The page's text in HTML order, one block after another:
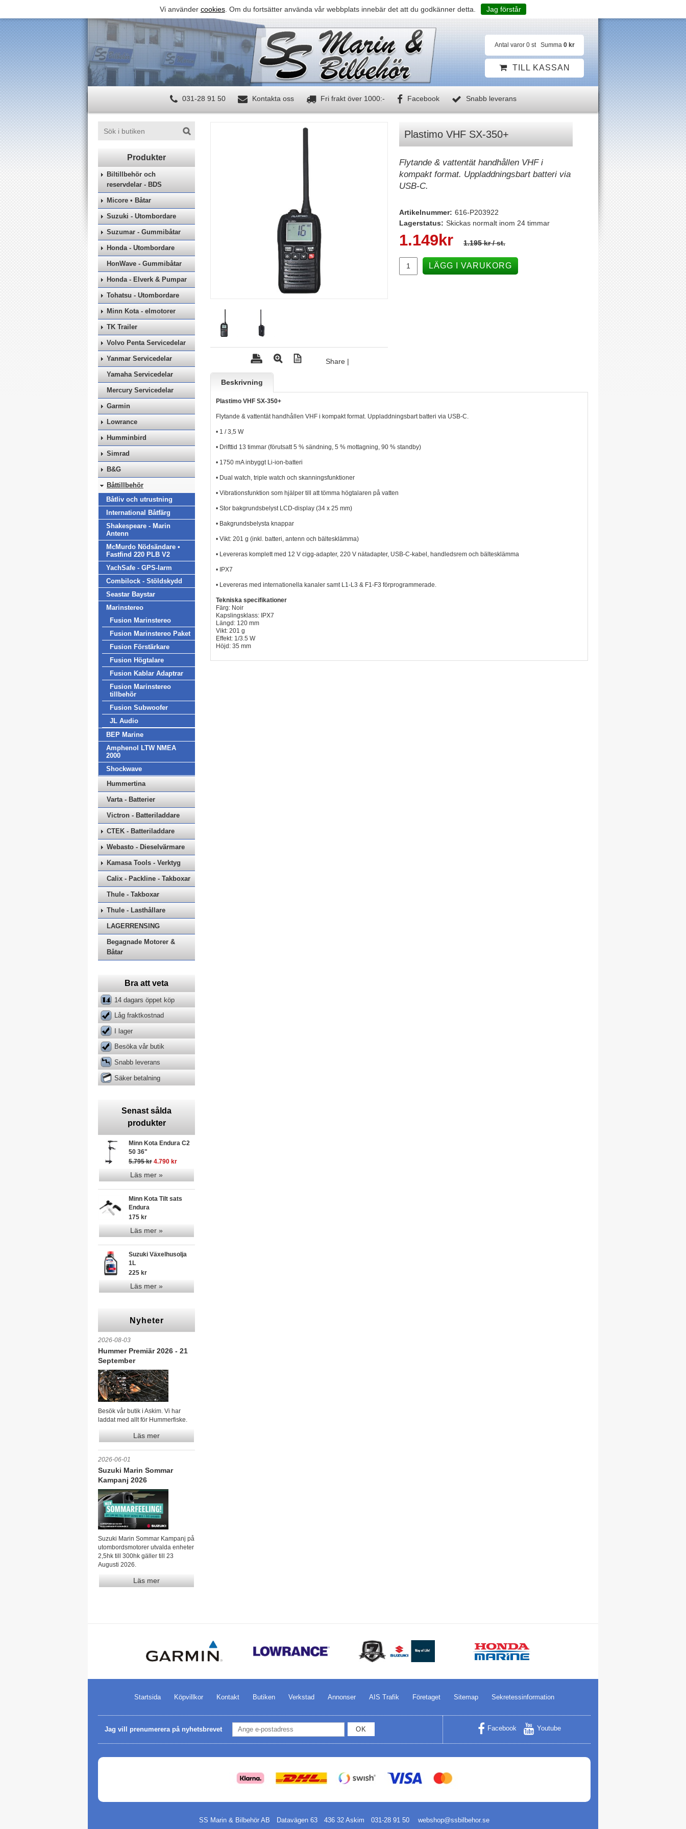
Vi använder cookies. Om du fortsätter använda vår webbplats innebär det att du godkänner detta. Jag förstår
Antal varor 0 st Summa 0 kr
TILL KASSAN
031-28 91 50 Kontakta oss Fri frakt över 1000:- Facebook Snabb leverans
Biltillbehör och
reservdelar - BDS
Micore • Båtar
Suzuki - Utombordare
Suzumar - Gummibåtar
Honda - Utombordare
HonWave - Gummibåtar
Honda - Elverk & Pumpar
Tohatsu - Utombordare
Minn Kota - elmotorer
TK Trailer
Volvo Penta Servicedelar
Yanmar Servicedelar
Yamaha Servicedelar
Mercury Servicedelar
Garmin
Lowrance
Humminbird
Simrad
B&G
Båttillbehör
Båtliv och utrustning
International Båtfärg
Shakespeare - Marin
Antenn
McMurdo Nödsändare •
Fastfind 220 PLB V2
YachSafe - GPS-larm
Combilock - Stöldskydd
Seastar Baystar
Marinstereo
Fusion Marinstereo
Fusion Marinstereo Paket
Fusion Förstärkare
Fusion Högtalare
Fusion Kablar Adaptrar
Fusion Marinstereo
tillbehör
Fusion Subwoofer
JL Audio
BEP Marine
Amphenol LTW NMEA
2000
Shockwave
Hummertina
Varta - Batterier
Victron - Batteriladdare
CTEK - Batteriladdare
Webasto - Dieselvärmare
Kamasa Tools - Verktyg
Calix - Packline - Takboxar
Thule - Takboxar
Thule - Lasthållare
LAGERRENSING
Begagnade Motorer &
Båtar
Bra att veta
14 dagars öppet köp
Låg fraktkostnad
I lager
Besöka vår butik
Snabb leverans
Säker betalning
Share |
Plastimo VHF SX-350+
Flytande & vattentät handhållen VHF i
kompakt format. Uppladdningsbart batteri via
USB-C.
Artikelnummer: 616-P203922
Lagerstatus: Skickas normalt inom 24 timmar
1.149kr 1.195 kr/ st.
LÄGG I VARUKORG
Beskrivning
Plastimo VHF SX-350+
Flytande & vattentät handhållen VHF i kompakt format. Uppladdningsbart batteri via USB-C.
• 1 / 3,5 W
• Drifttid 13 timmar (förutsatt 5 % sändning, 5 % mottagning, 90 % standby)
• 1750 mA inbyggt Li-ion-batteri
• Dual watch, triple watch och skanningsfunktioner
• Vibrationsfunktion som hjälper till att tömma högtalaren på vatten
• Stor bakgrundsbelyst LCD-display (34 x 25 mm)
• Bakgrundsbelysta knappar
• Vikt: 201 g (inkl. batteri, antenn och bältesklämma)
• Levereras komplett med 12 V cigg-adapter, 220 V nätadapter, USB-C-kabel, handledsrem och bältesklämma
• IPX7
• Levereras med internationella kanaler samt L1-L3 & F1-F3 förprogrammerade.
Tekniska specifikationer
Färg: Noir
Kapslingsklass: IPX7
Längd: 120 mm
Vikt: 201 g
Effekt: 1/3.5 W
Höjd: 35 mm
Senast sålda
produkter
Minn Kota Endura C2
50 36"
5.795 kr 4.790 kr
Läs mer »
Minn Kota Tilt sats
Endura
175 kr
Läs mer »
Suzuki Växelhusolja
1L
225 kr
Läs mer »
Nyheter
2026-08-03
Hummer Premiär 2026 - 21
September
Besök vår butik i Askim. Vi har
laddat med allt för Hummerfiske.
Läs mer
2026-06-01
Suzuki Marin Sommar
Kampanj 2026
Suzuki Marin Sommar Kampanj på
utombordsmotorer utvalda enheter
2,5hk till 300hk gäller till 23
Augusti 2026.
Läs mer
Startsida Köpvillkor Kontakt Butiken Verkstad Annonser AIS Trafik Företaget Sitemap Sekretessinformation
Jag vill prenumerera på nyhetsbrevet OK Facebook Youtube
SS Marin & Bilbehör AB Datavägen 63 436 32 Askim 031-28 91 50 webshop@ssbilbehor.se